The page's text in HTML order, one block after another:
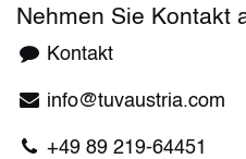
Nehmen Sie Kontakt
Kontakt​​
info@tuvaustria.com
+49 8​​9 219-64451